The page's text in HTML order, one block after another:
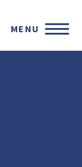
MENU